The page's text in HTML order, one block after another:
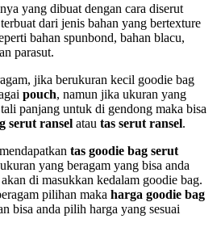
yang dibuat dengan cara diserut
dari jenis bahan yang bertexture
bahan spunbond, bahan blacu,
parasut.
jika berukuran kecil goodie bag
pouch, namun jika ukuran yang
panjang untuk di gendong maka bisa
serut ransel atau tas serut ransel.
tas goodie bag serut
yang beragam yang bisa anda
di masukkan kedalam goodie bag.
pilihan maka harga goodie bag
bisa anda pilih harga yang sesuai